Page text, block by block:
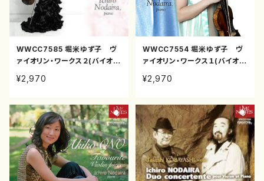
WWCC7585 堀米ゆず子 ヴ
ァイオリン・ワークス２(バイオリ
¥2,970
WWCC7554 堀米ゆず子 ヴ
ァイオリン・ワークス１(バイオリ
¥2,970